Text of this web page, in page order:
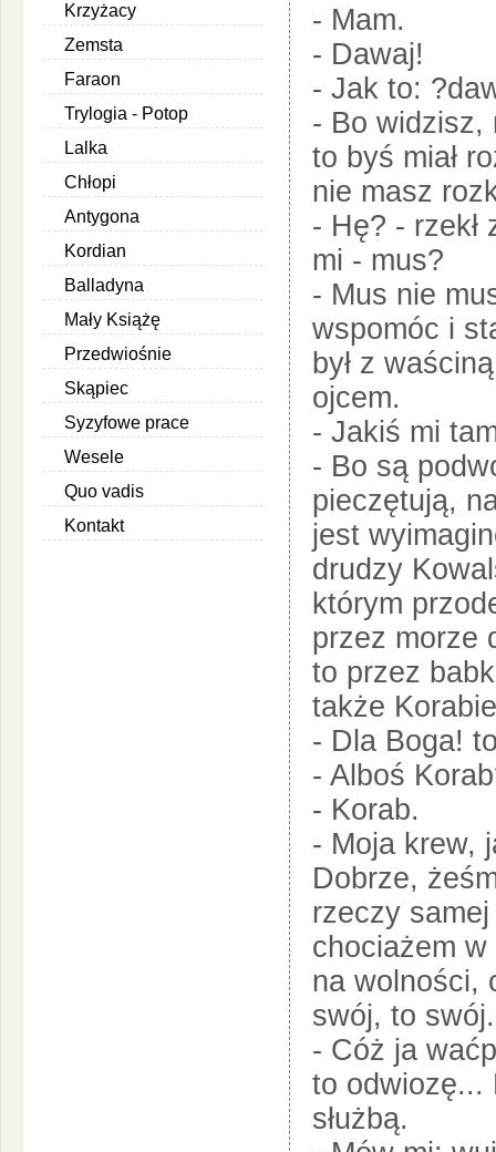
Krzyżacy
Zemsta
Faraon
Trylogia - Potop
Lalka
Chłopi
Antygona
Kordian
Balladyna
Mały Książę
Przedwiośnie
Skąpiec
Syzyfowe prace
Wesele
Quo vadis
Kontakt
- Mam.
- Dawaj!
- Jak to:
- Bo widzisz,
to byś miał
nie masz
- Hę? -
mi - mus?
- Mus nie
wspomóc i
był z
ojcem.
- Jakiś mi
- Bo są
pieczętują,
jest
drudzy
którym
przez morze
to przez
także
- Dla Boga!
- Alboś
- Korab.
- Moja krew,
Dobrze,
rzeczy
chociażem
na wolności,
swój, to swój.
- Cóż ja
to odwiozę...
służbą.